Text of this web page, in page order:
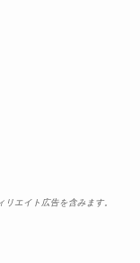
エイト広告を含みます。